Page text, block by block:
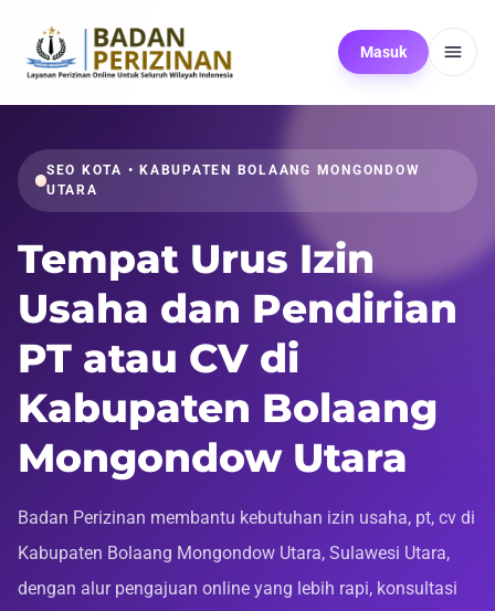
Masuk
SEO KOTA • KABUPATEN BOLAANG MONGONDOW
UTARA
Tempat Urus Izin
Usaha dan Pendirian
PT atau CV di
Kabupaten Bolaang
Mongondow Utara
Badan Perizinan membantu kebutuhan izin usaha, pt, cv di
Kabupaten Bolaang Mongondow Utara, Sulawesi Utara,
dengan alur pengajuan online yang lebih rapi, konsultasi